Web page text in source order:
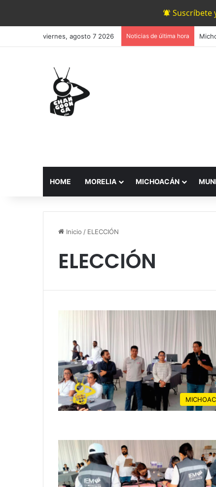
Suscríbete
viernes, agosto 7 2026 Noticias de última hora
HOME MORELIA MICHOACÁN
Inicio / ELECCIÓN
ELECCIÓN